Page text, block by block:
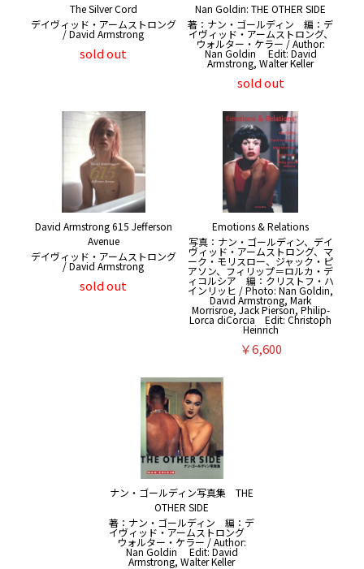
The Silver Cord
デイヴィッド・アームストロング
/ David Armstrong
sold out
Nan Goldin: THE OTHER SIDE
著：ナン・ゴールディン 編：デ
イヴィッド・アームストロング、
ウォルター・ケラー / Author:
Nan Goldin Edit: David
Armstrong, Walter Keller
sold out
David Armstrong 615 Jefferson
Avenue
デイヴィッド・アームストロング
/ David Armstrong
sold out
Emotions & Relations
写真：ナン・ゴールディン、デイ
ヴィッド・アームストロング、マ
ーク・モリスロー、ジャック・ピ
アソン、フィリップ＝ロルカ・デ
ィコルシア 編：クリストフ・ハ
インリッヒ / Photo: Nan Goldin,
David Armstrong, Mark
Morrisroe, Jack Pierson, Philip-
Lorca diCorcia Edit: Christoph
Heinrich
￥6,600
ナン・ゴールディン写真集 THE
OTHER SIDE
著：ナン・ゴールディン 編：デ
イヴィッド・アームストロング
ウォルター・ケラー / Author:
Nan Goldin Edit: David
Armstrong, Walter Keller